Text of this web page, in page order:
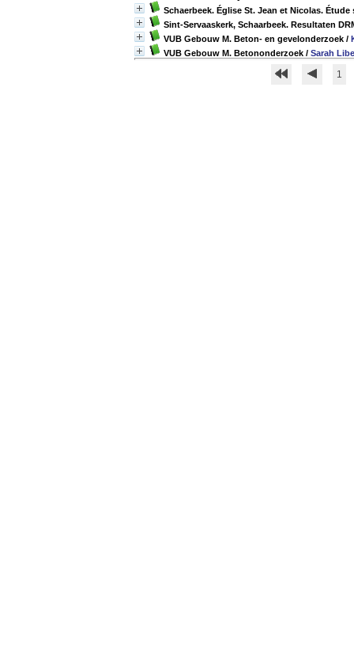
Schaerbeek. Église St. Jean et Nicolas.
Sint-Servaaskerk, Schaarbeek. Resultaten
VUB Gebouw M. Beton- en gevelonderzoek /
VUB Gebouw M. Betononderzoek / Sarah
1